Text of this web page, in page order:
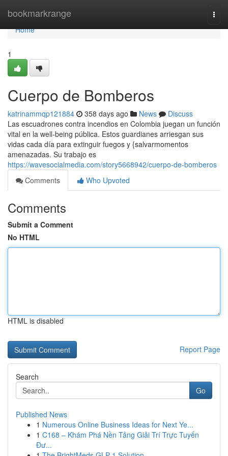
bookmarkrange
Home
Home
1
Cuerpo de Bomberos
katrinammqp121884 358 days ago News
Discuss
Las escuadrones contra incendios en Colombia juegan un función
vital en la well-being pública. Estos guardianes arriesgan sus
vidas cada día para extinguir fuegos y {salvarmomentos
amenazadas. Su trabajo es
https://wavesocialmedia.com/story5668942/cuerpo-de-bomberos
Comments
Who Upvoted
Comments
Submit a Comment
No HTML
HTML is disabled
Report Page
Search
Go
Published News
1 Numerous Online Business Ideas for Next Ye...
1 C168 – Khám Phá Nền Tảng Giải Trí Trực Tuyến
Đư...